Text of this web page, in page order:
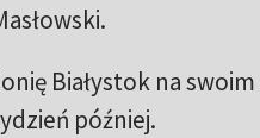
Białystok na
później.